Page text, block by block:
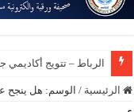
الرباط – تتويج أكاديمي
الرئيسية / الوسم: هل ينجح